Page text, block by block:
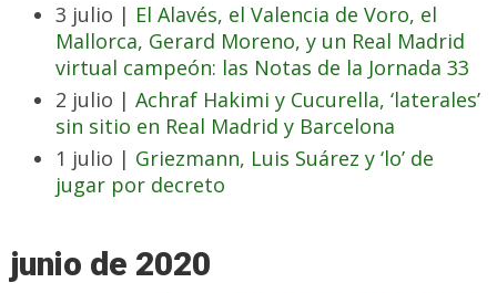
3 julio | El Alavés, el Valencia de Voro, el
Mallorca, Gerard Moreno, y un Real Madrid
virtual campeón: las Notas de la Jornada 33
2 julio | Achraf Hakimi y Cucurella, ‘laterales’
sin sitio en Real Madrid y Barcelona
1 julio | Griezmann, Luis Suárez y ‘lo’ de
jugar por decreto
junio de 2020